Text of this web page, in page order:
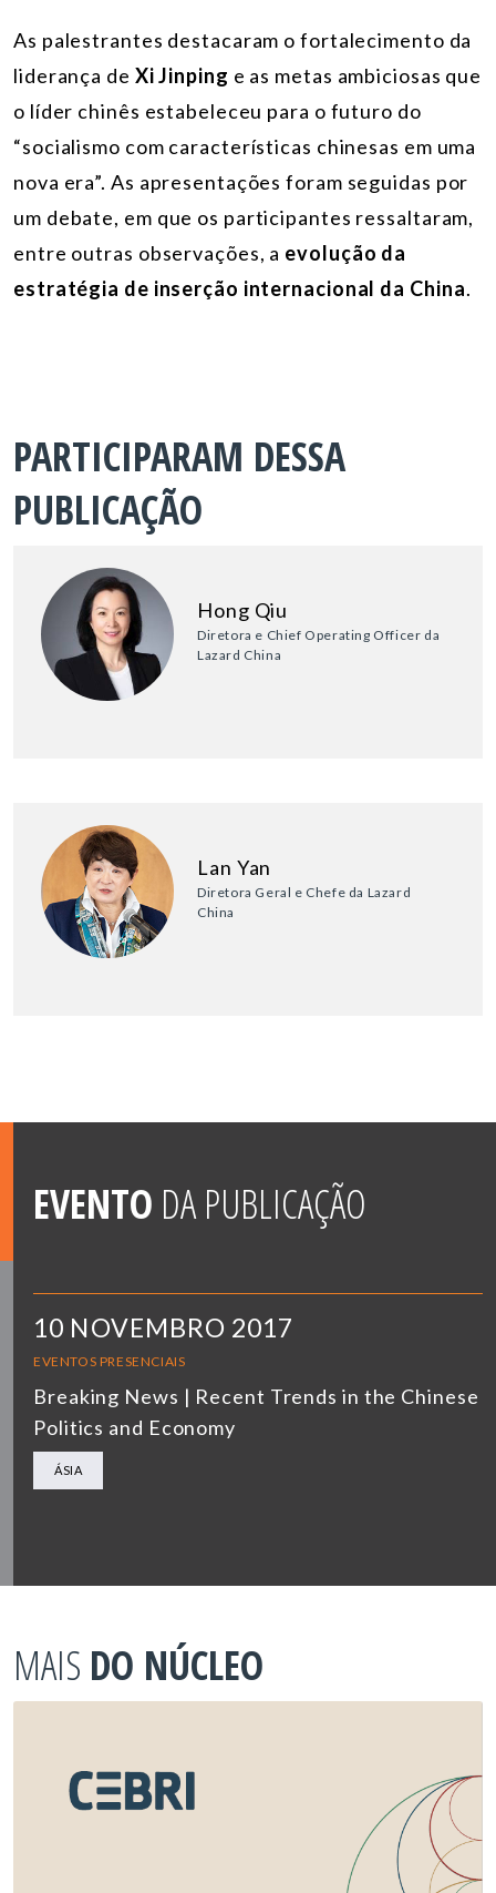
As palestrantes destacaram o fortalecimento da
liderança de Xi Jinping e as metas ambiciosas que
o líder chinês estabeleceu para o futuro do
“socialismo com características chinesas em uma
nova era”. As apresentações foram seguidas por
um debate, em que os participantes ressaltaram,
entre outras observações, a evolução da
estratégia de inserção internacional da China.
PARTICIPARAM DESSA
PUBLICAÇÃO
Hong Qiu
Diretora e Chief Operating Officer da
Lazard China
Lan Yan
Diretora Geral e Chefe da Lazard
China
EVENTO DA PUBLICAÇÃO
10 NOVEMBRO 2017
EVENTOS PRESENCIAIS
Breaking News | Recent Trends in the Chinese
Politics and Economy
ÁSIA
MAIS DO NÚCLEO